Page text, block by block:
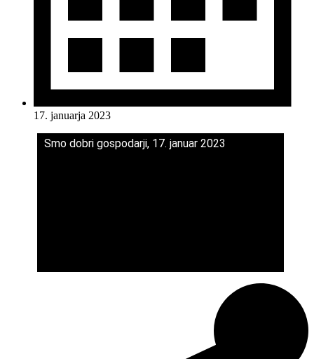
17. januarja 2023
Smo dobri gospodarji, 17. januar 2023